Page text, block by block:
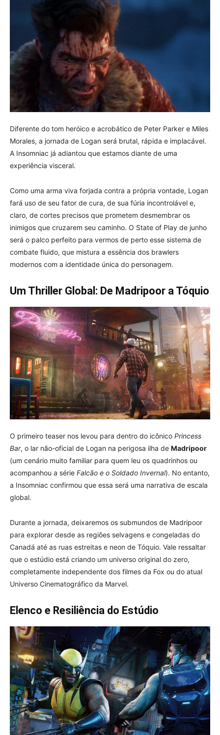
Diferente do tom heróico e acrobático de Peter Parker e Miles
Morales, a jornada de Logan será brutal, rápida e implacável.
A Insomniac já adiantou que estamos diante de uma
experiência visceral.
Como uma arma viva forjada contra a própria vontade, Logan
fará uso de seu fator de cura, de sua fúria incontrolável e,
claro, de cortes precisos que prometem desmembrar os
inimigos que cruzarem seu caminho. O State of Play de junho
será o palco perfeito para vermos de perto esse sistema de
combate fluido, que mistura a essência dos brawlers
modernos com a identidade única do personagem.
Um Thriller Global: De Madripoor a Tóquio
O primeiro teaser nos levou para dentro do icônico Princess
Bar, o lar não-oficial de Logan na perigosa ilha de Madripoor
(um cenário muito familiar para quem leu os quadrinhos ou
acompanhou a série Falcão e o Soldado Invernal). No entanto,
a Insomniac confirmou que essa será uma narrativa de escala
global.
Durante a jornada, deixaremos os submundos de Madripoor
para explorar desde as regiões selvagens e congeladas do
Canadá até as ruas estreitas e neon de Tóquio. Vale ressaltar
que o estúdio está criando um universo original do zero,
completamente independente dos filmes da Fox ou do atual
Universo Cinematográfico da Marvel.
Elenco e Resiliência do Estúdio